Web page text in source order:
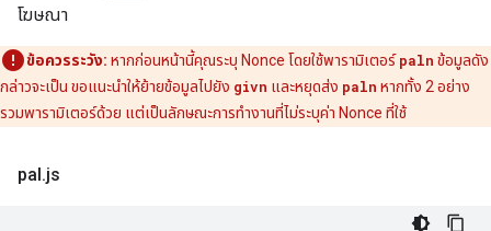
โฆษณา
ข้อควรระวัง: หากก่อนหน้านี้คุณระบุ Nonce โดยใช้พารามิเตอร์paln ข้อมูลดัง
กล่าวจะเป็น ขอแนะนำให้ย้ายข้อมูลไปยัง givn และหยุดส่ง paln หากทั้ง 2 อย่าง
รวมพารามิเตอร์ด้วย แต่เป็นลักษณะการทำงานที่ไม่ระบุค่า Nonce ที่ใช้
pal.js